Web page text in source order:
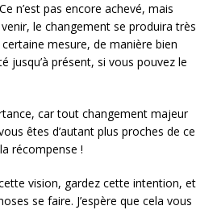
n’est pas encore achevé, mais
le changement se produira très
mesure, de manière bien
jusqu’à présent, si vous pouvez le
car tout changement majeur
êtes d’autant plus proches de ce
récompense !
vision, gardez cette intention, et
se faire. J’espère que cela vous